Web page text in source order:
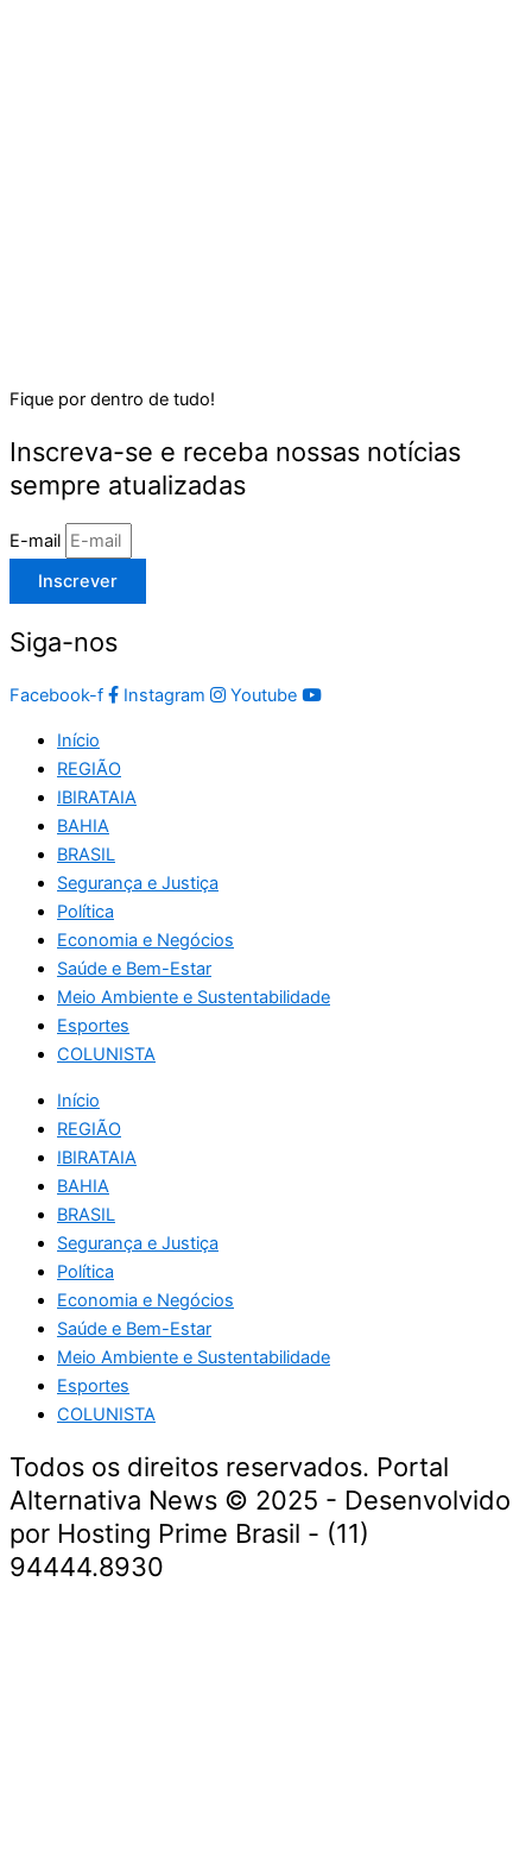
Fique por dentro de tudo!
Inscreva-se e receba nossas notícias
sempre atualizadas
E-mail
Inscrever
Siga-nos
Facebook-f Instagram Youtube
Início
REGIÃO
IBIRATAIA
BAHIA
BRASIL
Segurança e Justiça
Política
Economia e Negócios
Saúde e Bem-Estar
Meio Ambiente e Sustentabilidade
Esportes
COLUNISTA
Início
REGIÃO
IBIRATAIA
BAHIA
BRASIL
Segurança e Justiça
Política
Economia e Negócios
Saúde e Bem-Estar
Meio Ambiente e Sustentabilidade
Esportes
COLUNISTA
Todos os direitos reservados. Portal
Alternativa News © 2025 - Desenvolvido
por Hosting Prime Brasil - (11)
94444.8930